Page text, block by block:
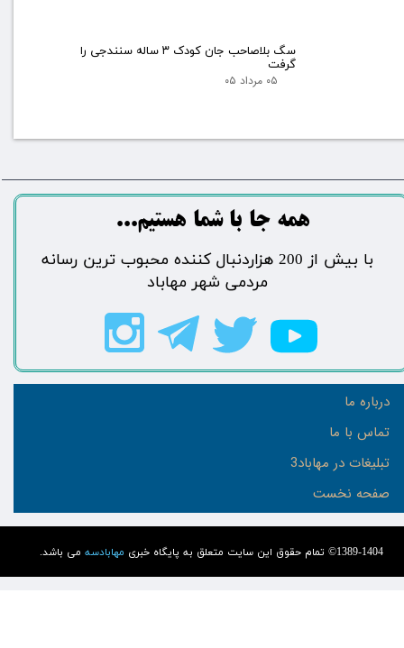
سگ بلاصاحب جان کودک ۳ ساله سنندجی را
گرفت
۰۵ مرداد ۰۵
1389-1404© تمام حقوق این سایت متعلق به پایگاه خبری مهابادسه می باشد.
درباره ما
تماس با ما
تبلیغات در مهاباد3
صفحه نخست
​​​همه جا با شما هستیم...​​​​​​​​​​​​​​
​با بیش از 200 هزاردنبال کننده محبوب ترین رسانه
مردمی شهر مهاباد​​​​​​​​​​​​​​